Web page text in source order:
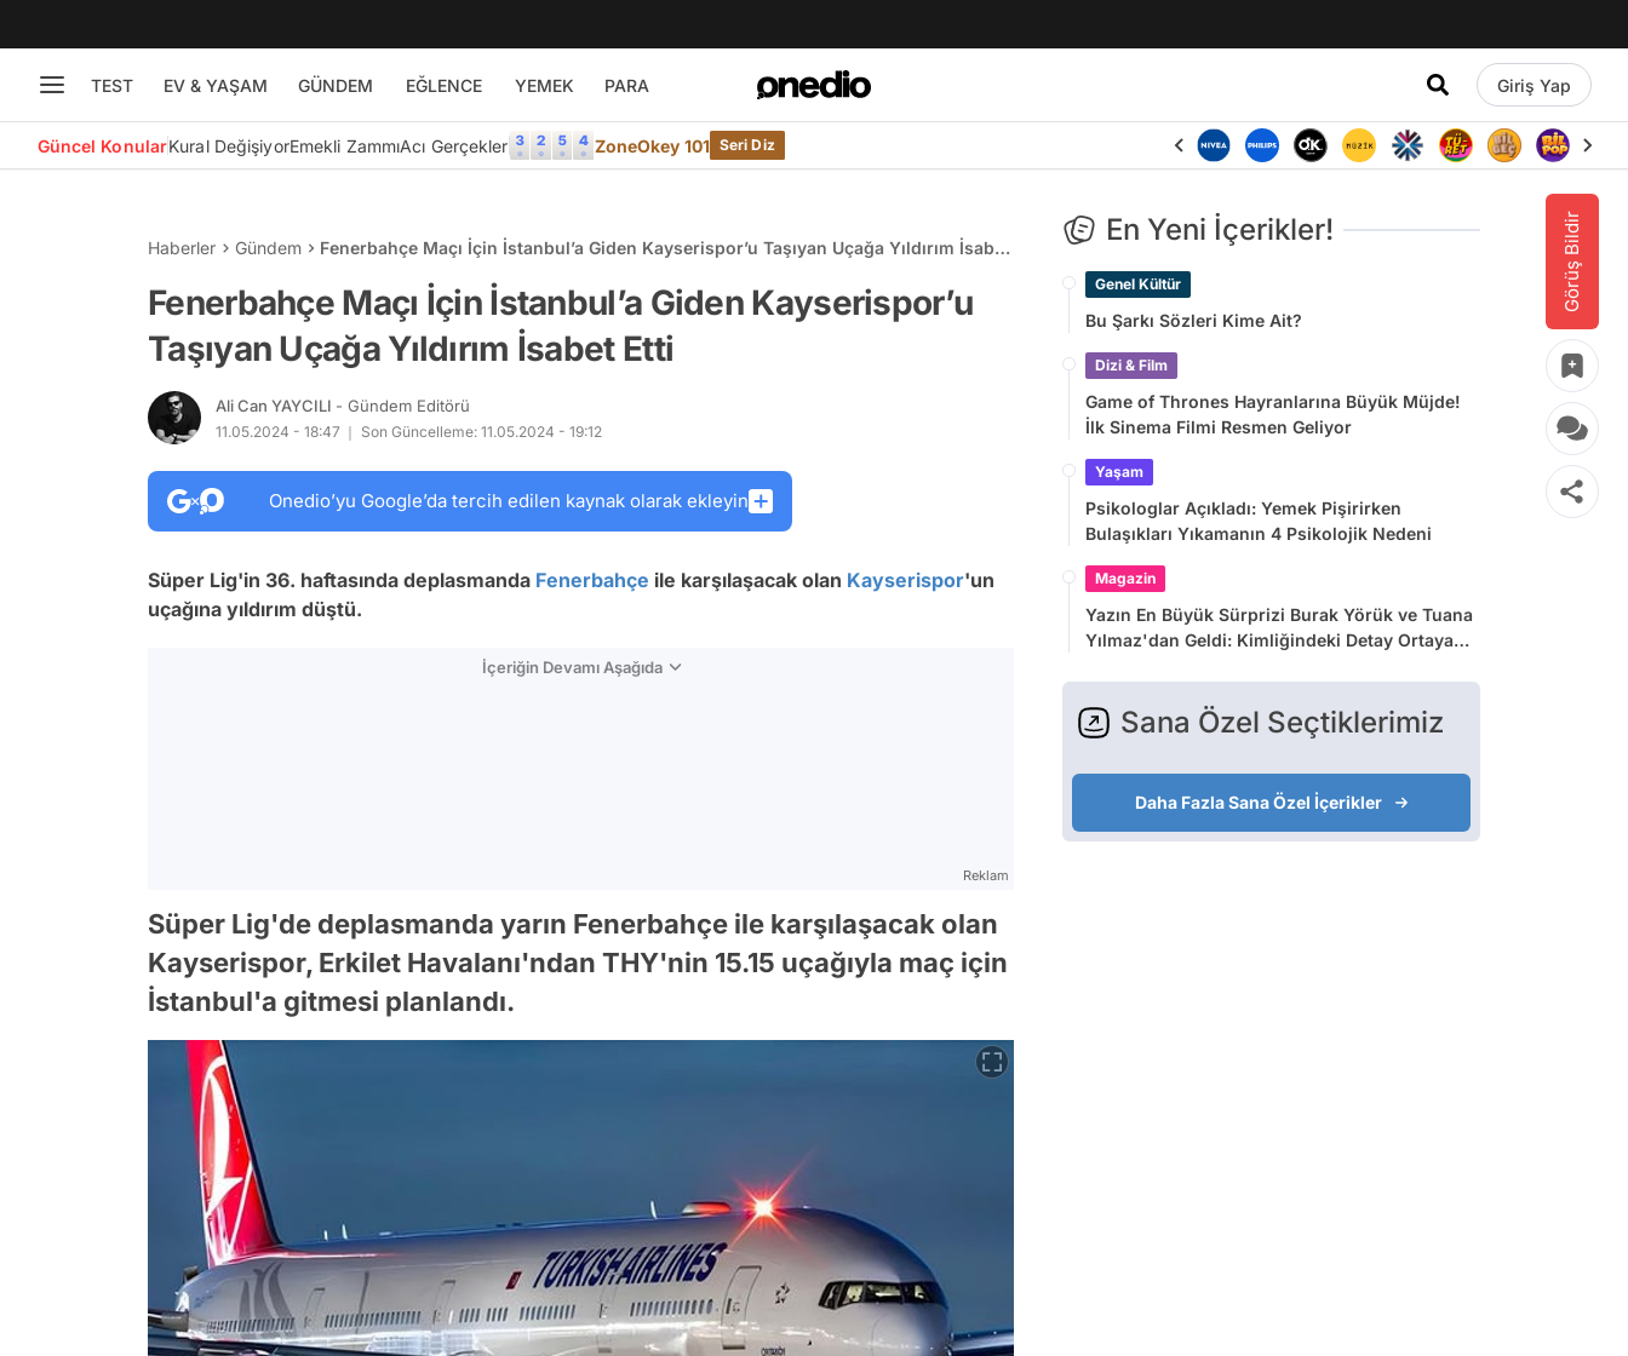
TEST EV & YAŞAM GÜNDEM EĞLENCE YEMEK PARA Giriş Yap
Güncel KonularKural DeğişiyorEmekli ZammıAcı Gerçekler ZoneOkey 101 Seri Diz
Görüş Bildir
Haberler Gündem
Fenerbahçe Maçı İçin İstanbul’a Giden Kayserispor’u Taşıyan Uçağa Yıldırım İsabet
Fenerbahçe Maçı İçin İstanbul’a Giden Kayserispor’u
Taşıyan Uçağa Yıldırım İsabet Etti
Ali Can YAYCILI - Gündem Editörü
11.05.2024 - 18:47 Son Güncelleme: 11.05.2024 - 19:12
Onedio’yu Google’da tercih edilen kaynak olarak ekleyin
Süper Lig'in 36. haftasında deplasmanda Fenerbahçe ile karşılaşacak olan Kayserispor'un
uçağına yıldırım düştü.
İçeriğin Devamı Aşağıda
Reklam
Süper Lig'de deplasmanda yarın Fenerbahçe ile karşılaşacak olan
Kayserispor, Erkilet Havalanı'ndan THY'nin 15.15 uçağıyla maç için
İstanbul'a gitmesi planlandı.
En Yeni İçerikler!
Genel Kültür
Bu Şarkı Sözleri Kime Ait?
Dizi & Film
Game of Thrones Hayranlarına Büyük Müjde!
İlk Sinema Filmi Resmen Geliyor
Yaşam
Psikologlar Açıkladı: Yemek Pişirirken
Bulaşıkları Yıkamanın 4 Psikolojik Nedeni
Magazin
Yazın En Büyük Sürprizi Burak Yörük ve Tuana
Yılmaz'dan Geldi: Kimliğindeki Detay Ortaya
Sana Özel Seçtiklerimiz
Daha Fazla Sana Özel İçerikler